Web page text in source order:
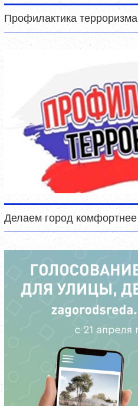
Профилактика терроризма
Делаем город комфортнее